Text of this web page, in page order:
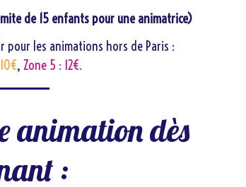
de 15 enfants pour une animatrice)
pour les animations hors de Paris :
, Zone 5 : 12€.
animation dès
: